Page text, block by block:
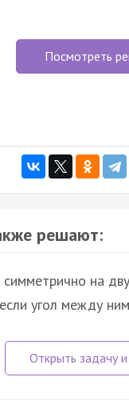
Посмотреть
решают:
на
угол между